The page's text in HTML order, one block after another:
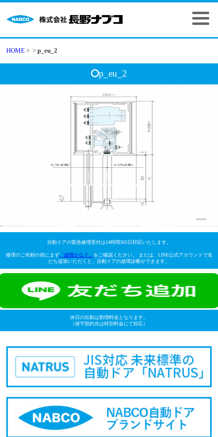
HOME > >p_eu_2
p_eu_2
自動ドアの緊急修理受付は24時間365日対応いたします。
修理のご依頼の前にまず「故障かな？」
をご確認ください。 または、LINE公式アカウントで友
だち追加いただくと、自動ドアの故障診断ができます。
休日の出動は割増料金となります。
（保守契約先は特別料金にて対応）